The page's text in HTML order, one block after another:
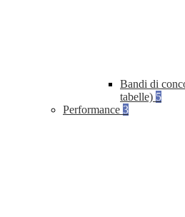
Bandi di
tabelle) 5
Performance 3